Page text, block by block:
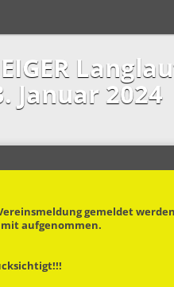
Januar 2024
gemeldet
aufgenommen.